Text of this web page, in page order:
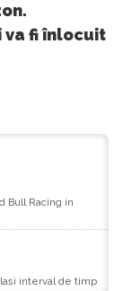
va fi înlocuit
Bull Racing in
interval de timp